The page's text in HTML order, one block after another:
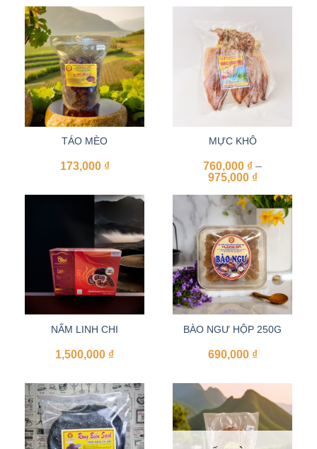
TÁO MÈO
173,000 ₫
MỰC KHÔ
760,000 ₫ –
975,000 ₫Khoảng
từ
760,000 ₫
đến
975,000 ₫
NẤM LINH CHI
1,500,000 ₫
BÀO NGƯ HỘP 250G
690,000 ₫